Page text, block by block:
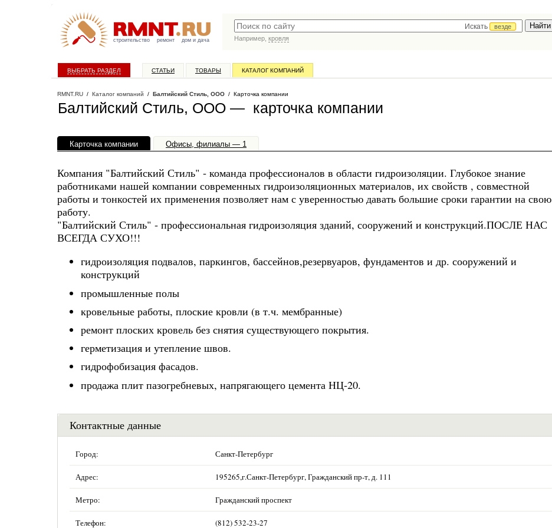
строительство ремонт дом и дача
Искать
везде
Например, кровля
ВЫБРАТЬ РАЗДЕЛ СТАТЬИ ТОВАРЫ КАТАЛОГ КОМПАНИЙ
RMNT.RU / Каталог компаний / Балтийский Стиль, ООО / Карточка компании
Балтийский Стиль, ООО — карточка компании
Карточка компании Офисы, филиалы — 1
Компания "Балтийский Стиль" - команда профессионалов в области гидроизоляции. Глубокое знание
работниками нашей компании современных гидроизоляционных материалов, их свойств , совместной
работы и тонкостей их применения позволяет нам с уверенностью давать большие сроки гарантии на свою
работу.
"Балтийский Стиль" - профессиональная гидроизоляция зданий, сооружений и конструкций.ПОСЛЕ НАС
ВСЕГДА СУХО!!!
гидроизоляция подвалов, паркингов, бассейнов,резервуаров, фундаментов и др. сооружений и
конструкций
промышленные полы
кровельные работы, плоские кровли (в т.ч. мембранные)
ремонт плоских кровель без снятия существующего покрытия.
герметизация и утепление швов.
гидрофобизация фасадов.
продажа плит пазогребневых, напрягающего цемента НЦ-20.
Контактные данные
Город: Санкт-Петербург
Адрес: 195265,г.Санкт-Петербург, Гражданский пр-т, д. 111
Метро: Гражданский проспект
Телефон: (812) 532-23-27